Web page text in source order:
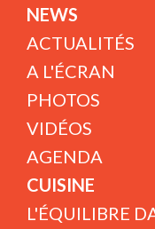
NEWS
ACTUALITÉS
A L'ÉCRAN
PHOTOS
VIDÉOS
AGENDA
CUISINE
L'ÉQUILIBRE